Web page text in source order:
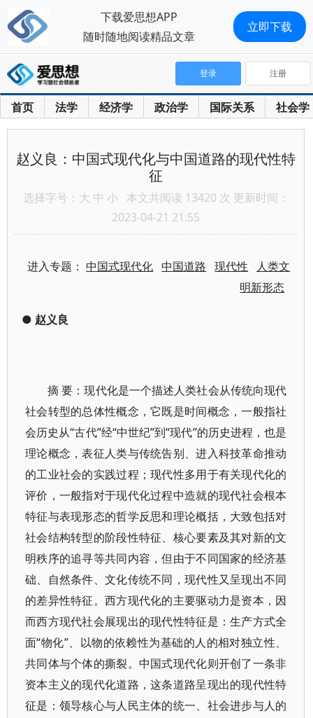
首页 法学 经济学 政治学 国际关系 社会学
登录 注册
赵义良：中国式现代化与中国道路的现代性特
征
选择字号： 大 中 小 本文共阅读 13420 次 更新时间：
2023-04-21 21:55
进入专题：中国式现代化 中国道路 现代性
人类文
明新形态
● 赵义良
摘 要：现代化是一个描述人类社会从传统向现代
社会转型的总体性概念，它既是时间概念，一般指社
会历史从“古代”经“中世纪”到“现代”的历史进程，也是
理论概念，表征人类与传统告别、进入科技革命推动
的工业社会的实践过程；现代性多用于有关现代化的
评价，一般指对于现代化过程中造就的现代社会根本
特征与表现形态的哲学反思和理论概括，大致包括对
社会结构转型的阶段性特征、核心要素及其对新的文
明秩序的追寻等共同内容，但由于不同国家的经济基
础、自然条件、文化传统不同，现代性又呈现出不同
的差异性特征。西方现代化的主要驱动力是资本，因
而西方现代社会展现出的现代性特征是：生产方式全
面“物化”、以物的依赖性为基础的人的相对独立性、
共同体与个体的撕裂。中国式现代化则开创了一条非
资本主义的现代化道路，这条道路呈现出的现代性特
征是：领导核心与人民主体的统一、社会进步与人的
下载爱思想APP
随时随地阅读精品文章
立即下载